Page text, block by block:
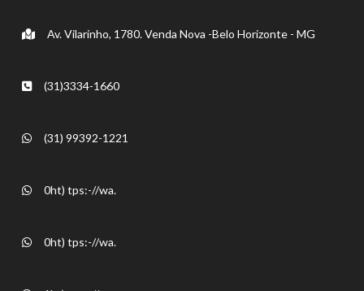
Av. Vilarinho, 1780. Venda Nova -Belo Horizonte - MG
(31)3334-1660
(31) 99392-1221
0ht) tps:-//wa.
0ht) tps:-//wa.